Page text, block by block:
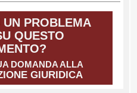
UN PROBLEMA
QUESTO
DOMANDA ALLA
GIURIDICA